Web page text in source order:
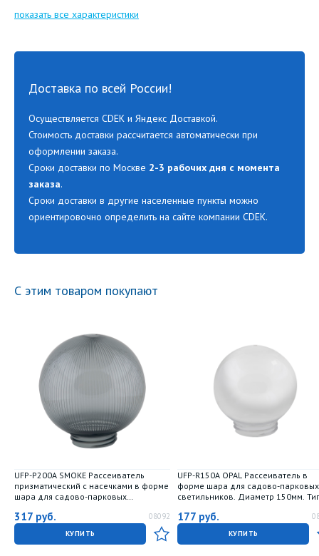
показать все характеристики
Доставка по всей России!
Осуществляется CDEK и Яндекс Доставкой.
Стоимость доставки рассчитается автоматически при
оформлении заказа.
Сроки доставки по Москве 2-3 рабочих дня с момента
заказа.
Сроки доставки в другие населенные пункты можно
ориентировочно определить на сайте компании CDEK.
С этим товаром покупают
UFP-P200A SMOKE Рассеиватель
призматический с насечками в форме
шара для садово-парковых
соединения с крепежным элементом
резьбовой. Материал САН-пластик.
Цвет дымчато-серый. Упаковка 4 шт. в
317 руб. 08092
КУПИТЬ
UFP-R150A OPAL Рассеиватель в
форме шара для садово-парковых
светильников. Диаметр 150мм.
резьбовой. Материал САН-пластик.
Цвет молочный. TM Uniel
177 руб.
КУПИТЬ